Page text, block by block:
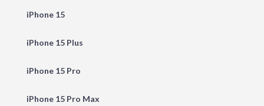
iPhone 15
iPhone 15 Plus
iPhone 15 Pro
iPhone 15 Pro Max